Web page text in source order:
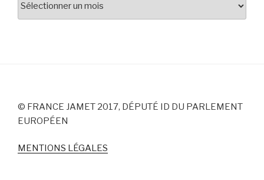
© FRANCE JAMET 2017, DÉPUTÉ ID DU PARLEMENT
EUROPÉEN
MENTIONS LÉGALES